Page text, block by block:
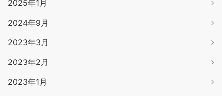
2025年1月
2024年9月
2023年3月
2023年2月
2023年1月